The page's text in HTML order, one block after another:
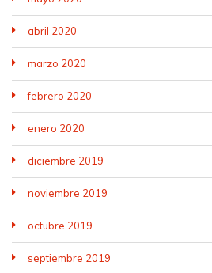
abril 2020
marzo 2020
febrero 2020
enero 2020
diciembre 2019
noviembre 2019
octubre 2019
septiembre 2019